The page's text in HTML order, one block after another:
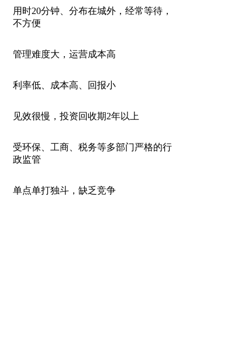
用时20分钟、分布在城外，经常等待，
不方便
管理难度大，运营成本高
利率低、成本高、回报小
见效很慢，投资回收期2年以上
受环保、工商、税务等多部门严格的行
政监管
单点单打独斗，缺乏竞争